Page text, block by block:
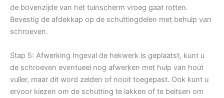
de bovenzijde van het tuinscherm vroeg gaat rotten.
Bevestig de afdekkap op de schuttingdelen met behulp van
schroeven.
Stap 5: Afwerking Ingeval de hekwerk is geplaatst, kunt u
de schroeven eventueel nog afwerken met hulp van hout
vuller, maar dit word zelden of nooit toegepast. Ook kunt u
ervoor kiezen om de schutting te lakken of te beitsen om